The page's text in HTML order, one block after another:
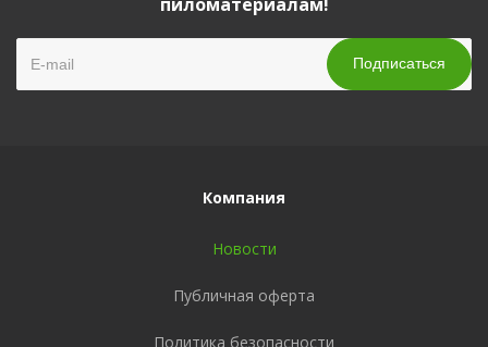
Компания
Новости
Публичная оферта
Политика безопасности